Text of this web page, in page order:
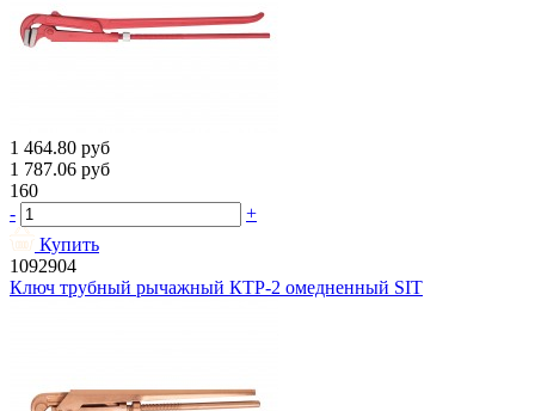
1 464.80 руб
1 787.06 руб
160
-
+
Купить
1092904
Ключ трубный рычажный КТР-2 омедненный SIT